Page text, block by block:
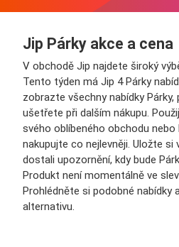
Jip Párky akce a cena
V obchodě Jip najdete široký
Tento týden má Jip 4 Párky
zobrazte všechny nabídky
ušetřete při dalším nákupu.
svého oblíbeného obchodu
nakupujte co nejlevněji. Uložte si
dostali upozornění, kdy bude
Produkt není momentálně ve
Prohlédněte si podobné nabídky
alternativu.